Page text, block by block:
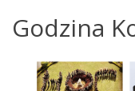
Godzina